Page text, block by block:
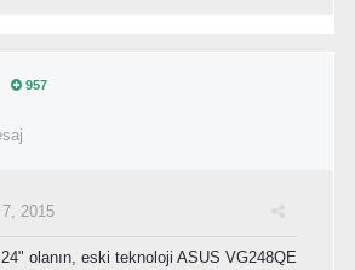
957
2015
olanın, eski teknoloji ASUS VG248QE